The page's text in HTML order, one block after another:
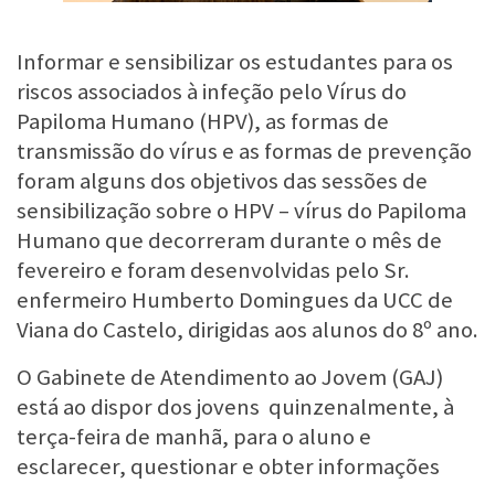
Informar e sensibilizar os estudantes para os
riscos associados à infeção pelo Vírus do
Papiloma Humano (HPV), as formas de
transmissão do vírus e as formas de prevenção
foram alguns dos objetivos das sessões de
sensibilização sobre o HPV – vírus do Papiloma
Humano que decorreram durante o mês de
fevereiro e foram desenvolvidas pelo Sr.
enfermeiro Humberto Domingues da UCC de
Viana do Castelo, dirigidas aos alunos do 8º ano.
O Gabinete de Atendimento ao Jovem (GAJ)
está ao dispor dos jovens quinzenalmente, à
terça-feira de manhã, para o aluno e
esclarecer, questionar e obter informações